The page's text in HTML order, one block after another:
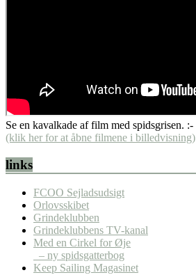
Se en kavalkade af film med spidsgrisen. :-
(klik her for at åbne filmene i billedvisning)
links
FCOO Sejladsudsigt
Orlovsskibet
Grindeklubben
Grindeklubbens TV-kanal
Med en Cirkel for Øje
– ny spidsgatterbog
Keep Sailing Magasinet